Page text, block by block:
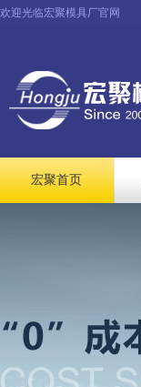
欢迎光临宏聚模具厂官网
宏聚首页